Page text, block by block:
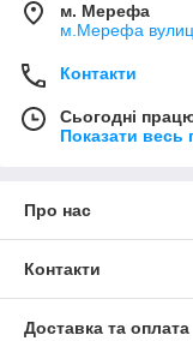
м. Мерефа
м.Мерефа
Контакти
Сьогодні
Показати весь
Про нас
Контакти
Доставка та оплата